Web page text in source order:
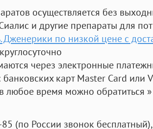
осуществляется без
и другие препараты для
Дженерики по низкой цене с
через электронные
карт Master Card или
любое время можно обратиться
(по России звонок бесплатный),